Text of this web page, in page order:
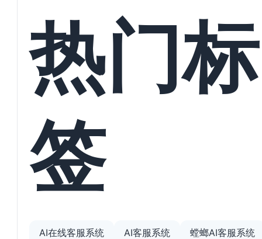
热门标
签
AI在线客服系统 AI客服系统 螳螂AI客服系统